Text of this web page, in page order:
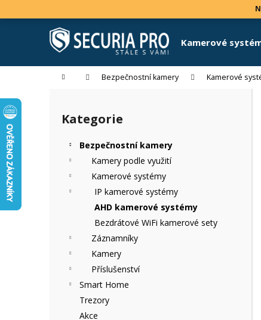
na
Kamerové
Domů Bezpečnostní kamery Kamerové
Přeskočit
kategorie
Kategorie
Bezpečnostní kamery
Kamery podle využití
Kamerové systémy
IP kamerové systémy
AHD kamerové systémy
Bezdrátové WiFi kamerové sety
Záznamníky
Kamery
Příslušenství
Smart Home
Trezory
Akce
o
k
Zpět
obchodu
Zpět
obchodu